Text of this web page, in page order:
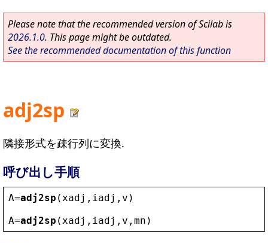
Please note that the recommended version of Scilab is
2026.1.0. This page might be outdated.
See the recommended documentation of this function
adj2sp
隣接形式を疎行列に変換.
呼び出し手順
A=adj2sp ( xadj , iadj , v )
A=adj2sp ( xadj , iadj , v , mn )